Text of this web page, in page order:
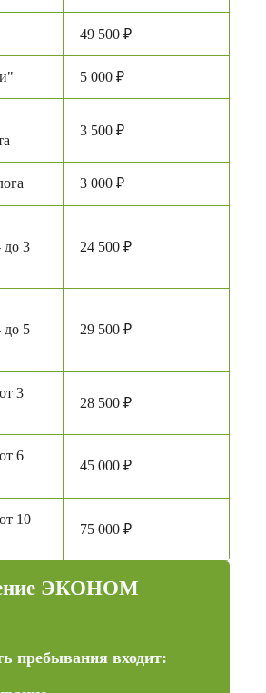
49 500 ₽
5 000 ₽
3 500 ₽
3 000 ₽
до 3
24 500 ₽
до 5
29 500 ₽
3
28 500 ₽
6
45 000 ₽
10
75 000 ₽
ЭКОНОМ
пребывания входит: